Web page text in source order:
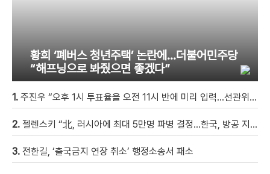
황희 ‘폐버스 청년주택’ 논란에…더불어민주당
“해프닝으로 봐줬으면 좋겠다”
1. 주진우 “오후 1시 투표율을 오전 11시 반에 미리 입력…선관위 ‘타임머신 조작‘” [현장영상]
2. 젤렌스키 “北, 러시아에 최대 5만명 파병 결정…한국, 방공 지원해달라”
3. 전한길, ‘출국금지 연장 취소’ 행정소송서 패소